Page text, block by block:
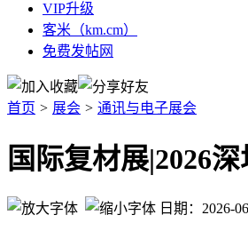
VIP升级
客米（km.cm）
免费发帖网
首页 > 展会 > 通讯与电子展会
国际复材展|2026
日期：2026-